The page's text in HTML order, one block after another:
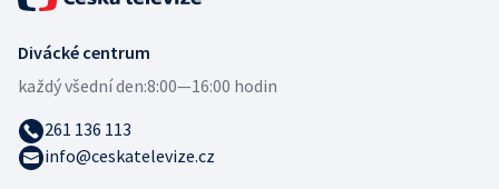
Divácké centrum
každý všední den:8:00—16:00 hodin
261 136 113
info@ceskatelevize.cz